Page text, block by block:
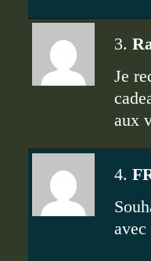
3.
Je
aux
4.
avec